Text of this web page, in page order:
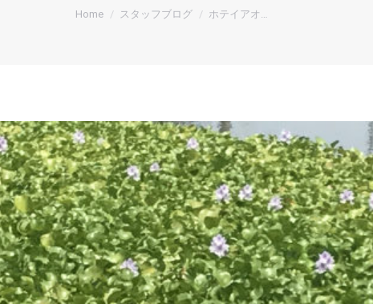
You are here:
Home スタッフブログ ホテイアオ…